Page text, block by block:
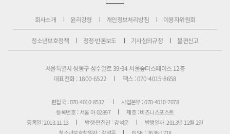
회사소개 윤리강령 개인정보처리방침 이용자위원회
청소년보호정책 정정·반론보도 기사심의규정 불편신고
서울특별시 성동구 성수일로 39-34 서울숲더스페이스 12층
대표전화 : 1800-6522
팩스 : 070-4015-8658
편집국 : 070-4010-8512
사업본부 : 070-4010-7078
등록번호 : 서울 아 02897
제호 : 비즈니스포스트
등록일: 2013.11.13
발행·편집인 : 강석운
발행일자: 2013년 12월 2일
청소년보호책임자 : 강석운
ISSN : 2636-171X